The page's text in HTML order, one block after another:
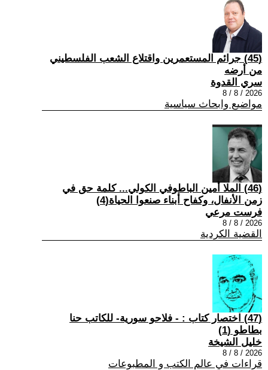
(45) جرائم المستعمرين واقتلاع الشعب الفلسطيني
من أرضه
سري القدوة
2026 / 8 / 8
مواضيع وابحاث سياسية
(46) الملا أمين الباطوفي الكولي... كلمة حق في
زمن الأنفال، وكفاح أبناء صنعوا الحياة(4)
فرست مرعي
2026 / 8 / 8
القضية الكردية
(47) اختصار كتاب : - فلاحو سورية- للكاتب حنا
بطاطو (1)
خليل الشيخة
2026 / 8 / 8
قراءات في عالم الكتب و المطبوعات